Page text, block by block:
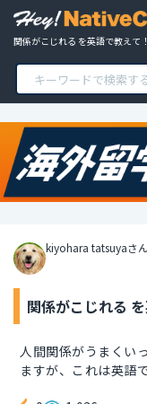
関係がこじれる を英語で教えて！
kiyohara tatsuyaさん
関係がこじれる
人間関係がうまくい
ますが、これは英語